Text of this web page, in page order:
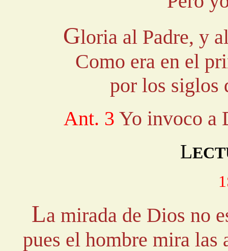
Gloria al Padre, y
Como era en el
por los siglos
Ant. 3 Yo invoco a
L
La mirada de Dios no
pues el hombre mira las